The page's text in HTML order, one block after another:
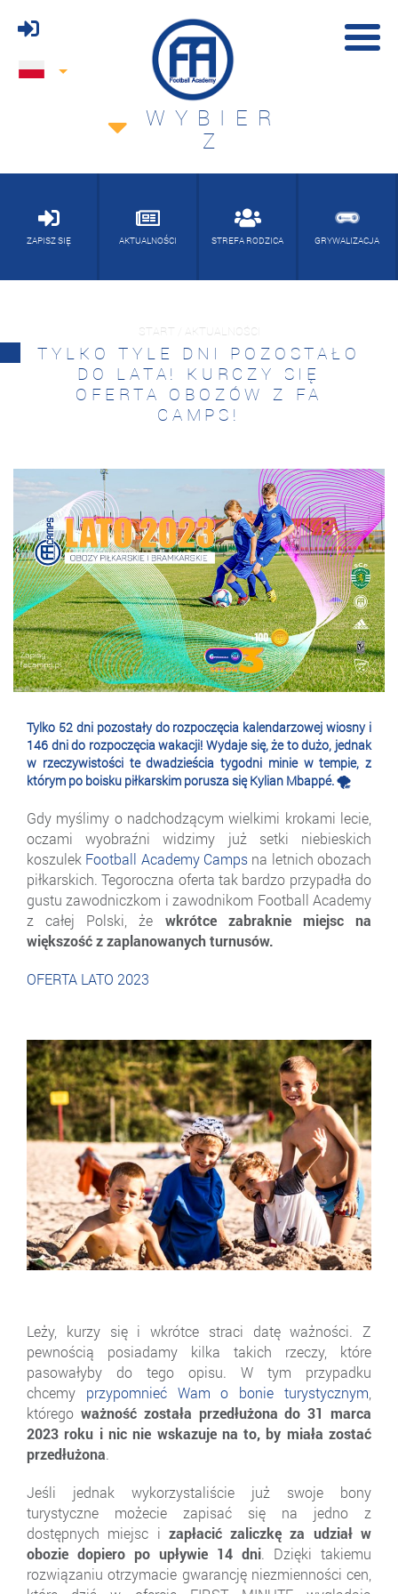
WYBIER
Z
ZAPISZ SIĘ AKTUALNOŚCI STREFA RODZICA GRYWALIZACJA
START / AKTUALNOŚCI
TYLKO TYLE DNI POZOSTAŁO
DO LATA! KURCZY SIĘ
OFERTA OBOZÓW Z FA
CAMPS!
Tylko 52 dni pozostały do rozpoczęcia kalendarzowej wiosny i
146 dni do rozpoczęcia wakacji! Wydaje się, że to dużo, jednak
w rzeczywistości te dwadzieścia tygodni minie w tempie, z
którym po boisku piłkarskim porusza się Kylian Mbappé. 🌪
Gdy myślimy o nadchodzącym wielkimi krokami lecie,
oczami wyobraźni widzimy już setki niebieskich
koszulek Football Academy Camps na letnich obozach
piłkarskich. Tegoroczna oferta tak bardzo przypadła do
gustu zawodniczkom i zawodnikom Football Academy
z całej Polski, że wkrótce zabraknie miejsc na
większość z zaplanowanych turnusów.
OFERTA LATO 2023
Leży, kurzy się i wkrótce straci datę ważności. Z
pewnością posiadamy kilka takich rzeczy, które
pasowałyby do tego opisu. W tym przypadku
chcemy przypomnieć Wam o bonie turystycznym
którego ważność została przedłużona do 31 marca
2023 roku i nic nie wskazuje na to, by miała zostać
przedłużona.
Jeśli jednak wykorzystaliście już swoje bony
turystyczne możecie zapisać się na jedno z
dostępnych miejsc i zapłacić zaliczkę za udział w
obozie dopiero po upływie 14 dni. Dzięki takiemu
rozwiązaniu otrzymacie gwarancję niezmienności cen,